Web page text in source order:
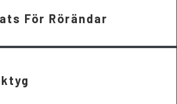
För Rörändar